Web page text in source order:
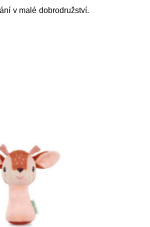
v malé dobrodružství.